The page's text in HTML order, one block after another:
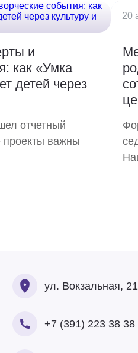
и
как «Умка
детей через
отчетный
проекты важны
20
ул. Вокзальная, 21
+7 (391) 223 38 38